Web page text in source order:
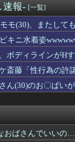
増えた」市区町村
可愛すぎる
くれなくて詰む・
出るwwww
の子に指マンとク
妹、育成大成功！
たほうがいいよ」
？
ｗ
巨峰を見せつけて
が本格的に調査へ
ンクでした
25歳にしておばあ
速報- [一覧]
モモ(30)、またして
キニ水着姿
ボディラインがH
斎藤「性行為の許
ん(30)のお〇ぱい
おばさんでいいの…